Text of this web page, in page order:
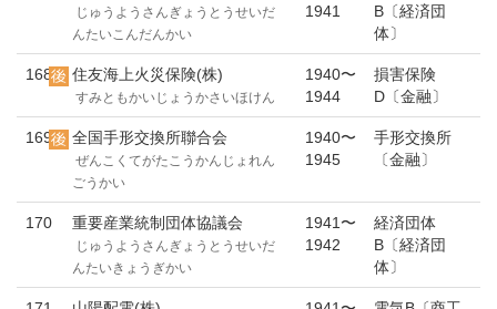
じゅうようさんぎょうとうせいだ
んたいこんだんかい
1941
B〔経済団
体〕
168 住友海上火災保険(株)
すみともかいじょうかさいほけん
1940〜
1944
損害保険
D〔金融〕
169 全国手形交換所聯合会
ぜんこくてがたこうかんじょれん
ごうかい
1940〜
1945
手形交換所
〔金融〕
170 重要産業統制団体協議会
じゅうようさんぎょうとうせいだ
んたいきょうぎかい
1941〜
1942
経済団体
B〔経済団
体〕